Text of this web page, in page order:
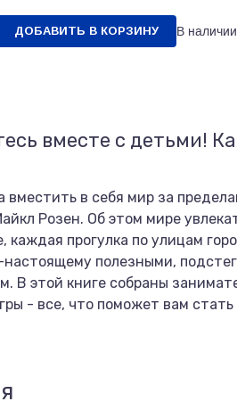
ДОБАВИТЬ В КОРЗИНУ В
вместе с детьми!
вместить в себя мир за
Розен. Об этом мире
прогулка по улицам
полезными,
В этой книге собраны
- все, что поможет вам